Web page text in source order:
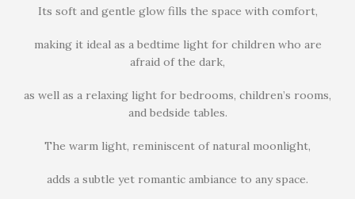
Its soft and gentle glow fills the space with comfort,
making it ideal as a bedtime light for children who are
afraid of the dark,
as well as a relaxing light for bedrooms, children’s rooms,
and bedside tables.
The warm light, reminiscent of natural moonlight,
adds a subtle yet romantic ambiance to any space.